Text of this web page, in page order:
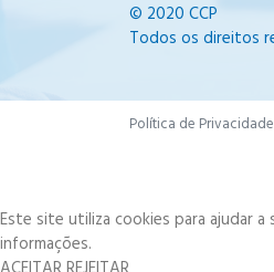
© 2020 CCP
Todos os direitos
Política de Privacidade
Este site utiliza cookies para ajudar
informações.